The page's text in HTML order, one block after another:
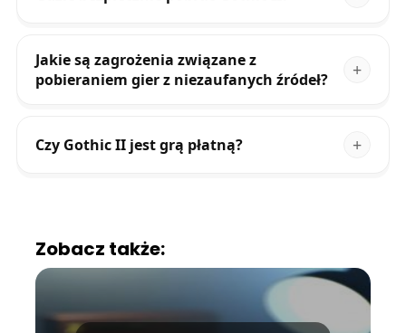
Jakie są zagrożenia związane z
pobieraniem gier z niezaufanych źródeł?
Czy Gothic II jest grą płatną?
Zobacz także: